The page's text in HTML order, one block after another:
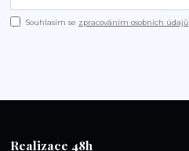
Souhlasím se zpracováním osobních údajů
Realizace 48h